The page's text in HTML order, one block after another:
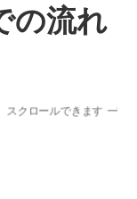
の流れ
スクロールできます